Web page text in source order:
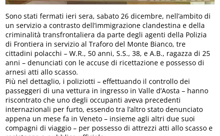
Sono stati fermati ieri sera, sabato 26 dicembre, nell’ambito di
un servizio a contrasto dell’immigrazione clandestina e della
criminalità transfrontaliera da parte degli agenti della Polizia
di Frontiera in servizio al Traforo del Monte Bianco, tre
cittadini polacchi – W.R., 50 anni, S.S., 38, e A.B., ragazza di 25
anni – denunciati con le accuse di ricettazione e possesso di
arnesi atti allo scasso.
Più nel dettaglio, i poliziotti – effettuando il controllo dei
passeggeri di una vettura in ingresso in Valle d’Aosta – hanno
riscontrato che uno degli occupanti aveva precedenti
internazionali per furto, essendo tra l’altro stato denunciato
appena un mese fa in Veneto – insieme agli altri due suoi
compagni di viaggio – per possesso di attrezzi atti allo scasso e